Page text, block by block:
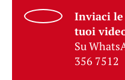
Inviaci
tuoi
Su
356 7512